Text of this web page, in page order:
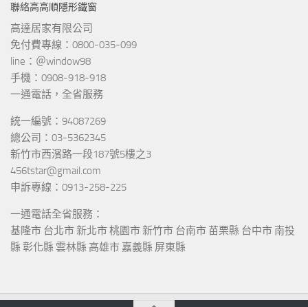
聯絡高高順隱形鐵窗
高達居家有限公司
免付費專線：0800-035-099
line：＠window98
手機：0908-918-918
一通電話，全省服務
統一編號：94087269
總公司：03-5362345
新竹市西濱路一段187號5樓之3
456tstar@gmail.com
申訴專線：0913-258-225
一通電話全省服務：
基隆市 台北市 新北市 桃園市 新竹市 台南市 苗栗縣 台中市 南投
縣 彰化縣 雲林縣 高雄市 嘉義縣 屏東縣